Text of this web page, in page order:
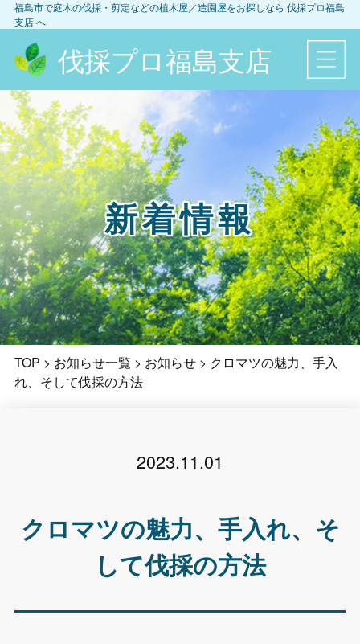
福島市で庭木の伐採・剪定などの植木屋／造園屋をお探しなら 伐採プロ福島
支店へ
伐採プロ福島支店
新着情報
TOP > お知らせ一覧 > お知らせ> クロマツの魅力、手入
れ、そして伐採の方法
2023.11.01
クロマツの魅力、手入れ、そ
して伐採の方法